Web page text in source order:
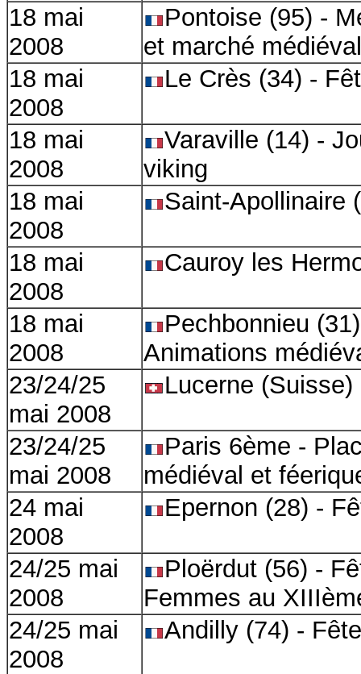
18 mai
2008
Pontoise (95) -
et marché médiéval
18 mai
2008
Le Crès (34) -
18 mai
2008
Varaville (14) -
viking
18 mai
2008
Saint-Apollinaire
18 mai
2008
Cauroy les
18 mai
2008
Pechbonnieu
Animations
23/24/25
mai 2008
Lucerne
23/24/25
mai 2008
Paris 6ème -
médiéval et
24 mai
2008
Epernon (28) -
24/25 mai
2008
Ploërdut (56) -
Femmes au
24/25 mai
2008
Andilly (74) -